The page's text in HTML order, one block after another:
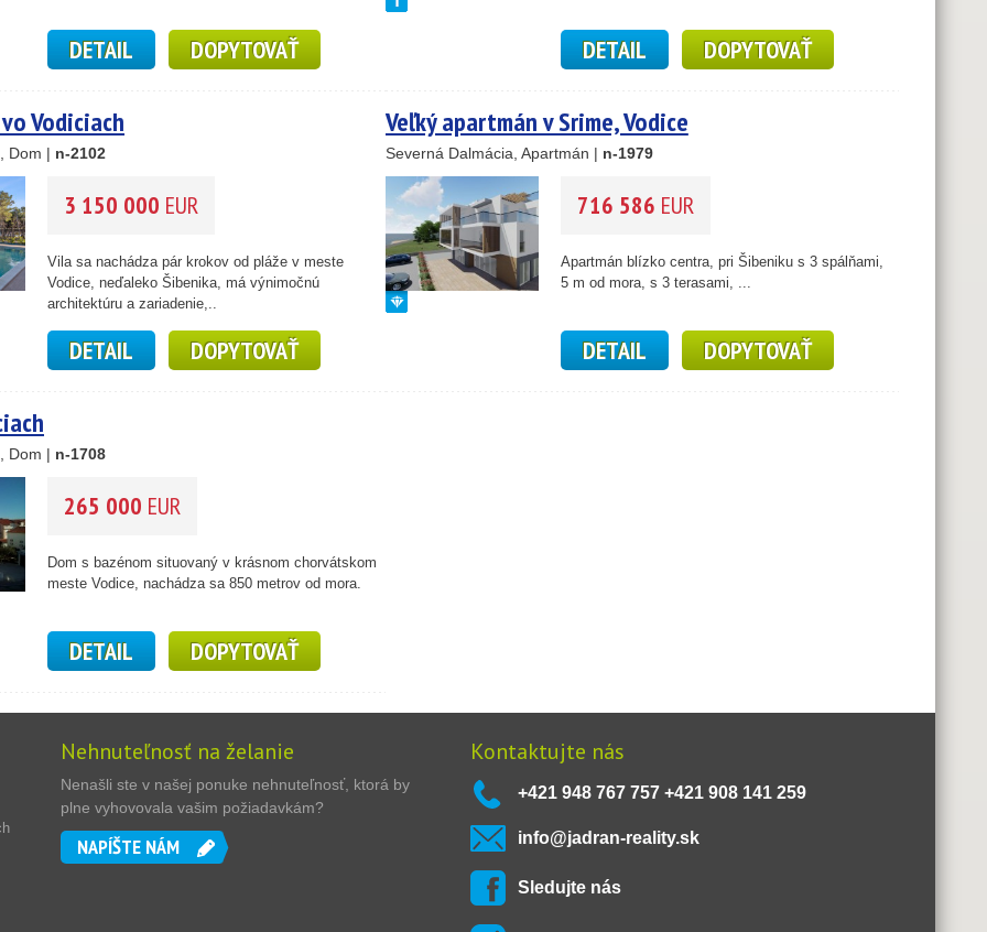
17
DETAIL DOPYTOVAŤ DETAIL DOPYTOVAŤ
Vodiciach
Dom | n-2102
3 150 000 EUR
Vila sa nachádza pár krokov od pláže v meste
Vodice, neďaleko Šibenika, má výnimočnú
architektúru a zariadenie,..
DETAIL DOPYTOVAŤ
Veľký apartmán v Srime, Vodice
Severná Dalmácia, Apartmán | n-1979
716 586 EUR
Apartmán blízko centra, pri Šibeniku s 3 spálňami,
5 m od mora, s 3 terasami, ...
DETAIL DOPYTOVAŤ
Dom | n-1708
265 000 EUR
Dom s bazénom situovaný v krásnom chorvátskom
meste Vodice, nachádza sa 850 metrov od mora.
DETAIL DOPYTOVAŤ
Nehnuteľnosť na želanie
Nenašli ste v našej ponuke nehnuteľnosť, ktorá by
plne vyhovovala vašim požiadavkám?
NAPÍŠTE NÁM
Kontaktujte nás
+421 948 767 757 +421 908 141 259
info@jadran-reality.sk
Sledujte nás